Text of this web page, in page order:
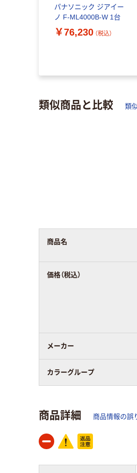
パナソニック ジアイー
ノ F-ML4000B-W 1台
￥76,230 （税込）
類似商品と比較 類
商品名
価格（税込）
メーカー
カラーグループ
商品詳細 商品情報の誤